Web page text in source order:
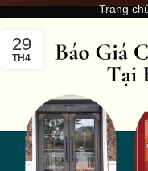
Trang
29
TH4